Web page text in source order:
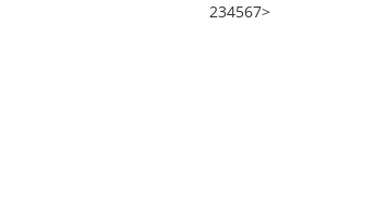
234567>